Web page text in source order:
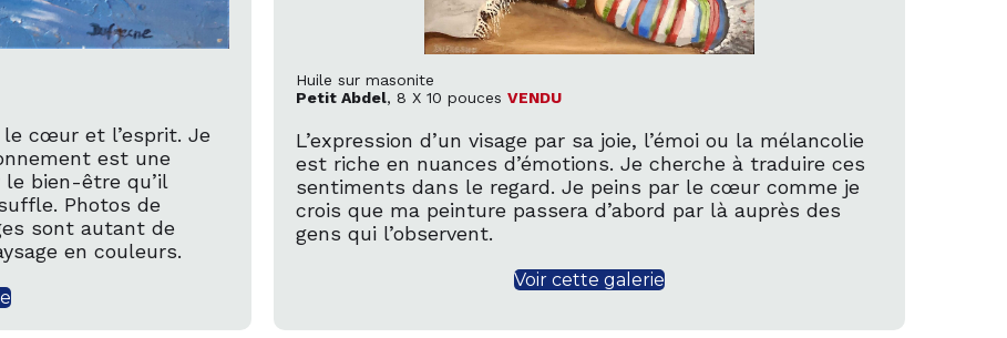
cœur et l’esprit. Je
est une
bien-être qu’il
Photos de
sont autant de
en couleurs.
Huile sur masonite
Petit Abdel, 8 X 10 pouces VENDU
L’expression d’un visage par sa joie, l’émoi ou la mélancolie
est riche en nuances d’émotions. Je cherche à traduire ces
sentiments dans le regard. Je peins par le cœur comme je
crois que ma peinture passera d’abord par là auprès des
gens qui l’observent.
Voir cette galerie